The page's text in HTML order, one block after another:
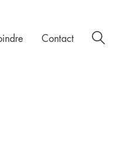
Contact